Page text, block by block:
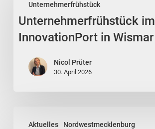
Unternehmerfrühstück
InnovationPort
in
Wismar
Unternehmerfrühstück im
InnovationPort in Wismar
Nicol Prüter
30. April 2026
Aktuelles
Nordwestmecklenburg